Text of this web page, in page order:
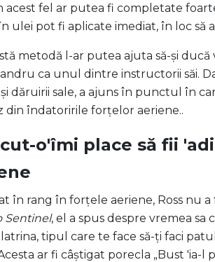
acest fel ar putea fi completate
ulei pot fi aplicate imediat, în loc să
metodă l-ar putea ajuta să-și ducă
ca unul dintre instructorii săi.
și dăruirii sale, a ajuns în punctul în
din îndatoririle forțelor aeriene..
o'îmi place să fii
în rang în forțele aeriene, Ross nu
Sentinel, el a spus despre vremea sa
tipul care te face să-ți faci
ar fi câștigat porecla „Bust 'ia-l